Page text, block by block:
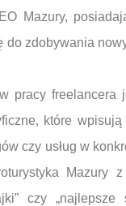
Mazury,
do zdobywania
pracy
które
czy usług w
Mazury
czy